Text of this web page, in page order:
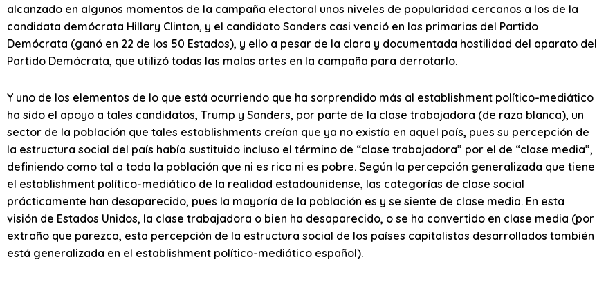
alcanzado en algunos momentos de la campaña electoral unos niveles de popularidad cercanos a los de la
candidata demócrata Hillary Clinton, y el candidato Sanders casi venció en las primarias del Partido
Demócrata (ganó en 22 de los 50 Estados), y ello a pesar de la clara y documentada hostilidad del aparato del
Partido Demócrata, que utilizó todas las malas artes en la campaña para derrotarlo.
Y uno de los elementos de lo que está ocurriendo que ha sorprendido más al establishment político-mediático
ha sido el apoyo a tales candidatos, Trump y Sanders, por parte de la clase trabajadora (de raza blanca), un
sector de la población que tales establishments creían que ya no existía en aquel país, pues su percepción de
la estructura social del país había sustituido incluso el término de “clase trabajadora” por el de “clase media”,
definiendo como tal a toda la población que ni es rica ni es pobre. Según la percepción generalizada que tiene
el establishment político-mediático de la realidad estadounidense, las categorías de clase social
prácticamente han desaparecido, pues la mayoría de la población es y se siente de clase media. En esta
visión de Estados Unidos, la clase trabajadora o bien ha desaparecido, o se ha convertido en clase media (por
extraño que parezca, esta percepción de la estructura social de los países capitalistas desarrollados también
está generalizada en el establishment político-mediático español).